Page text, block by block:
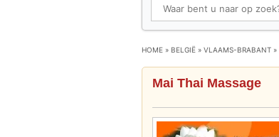
HOME » BELGIË » VLAAMS-BRABANT »
Mai Thai Massage